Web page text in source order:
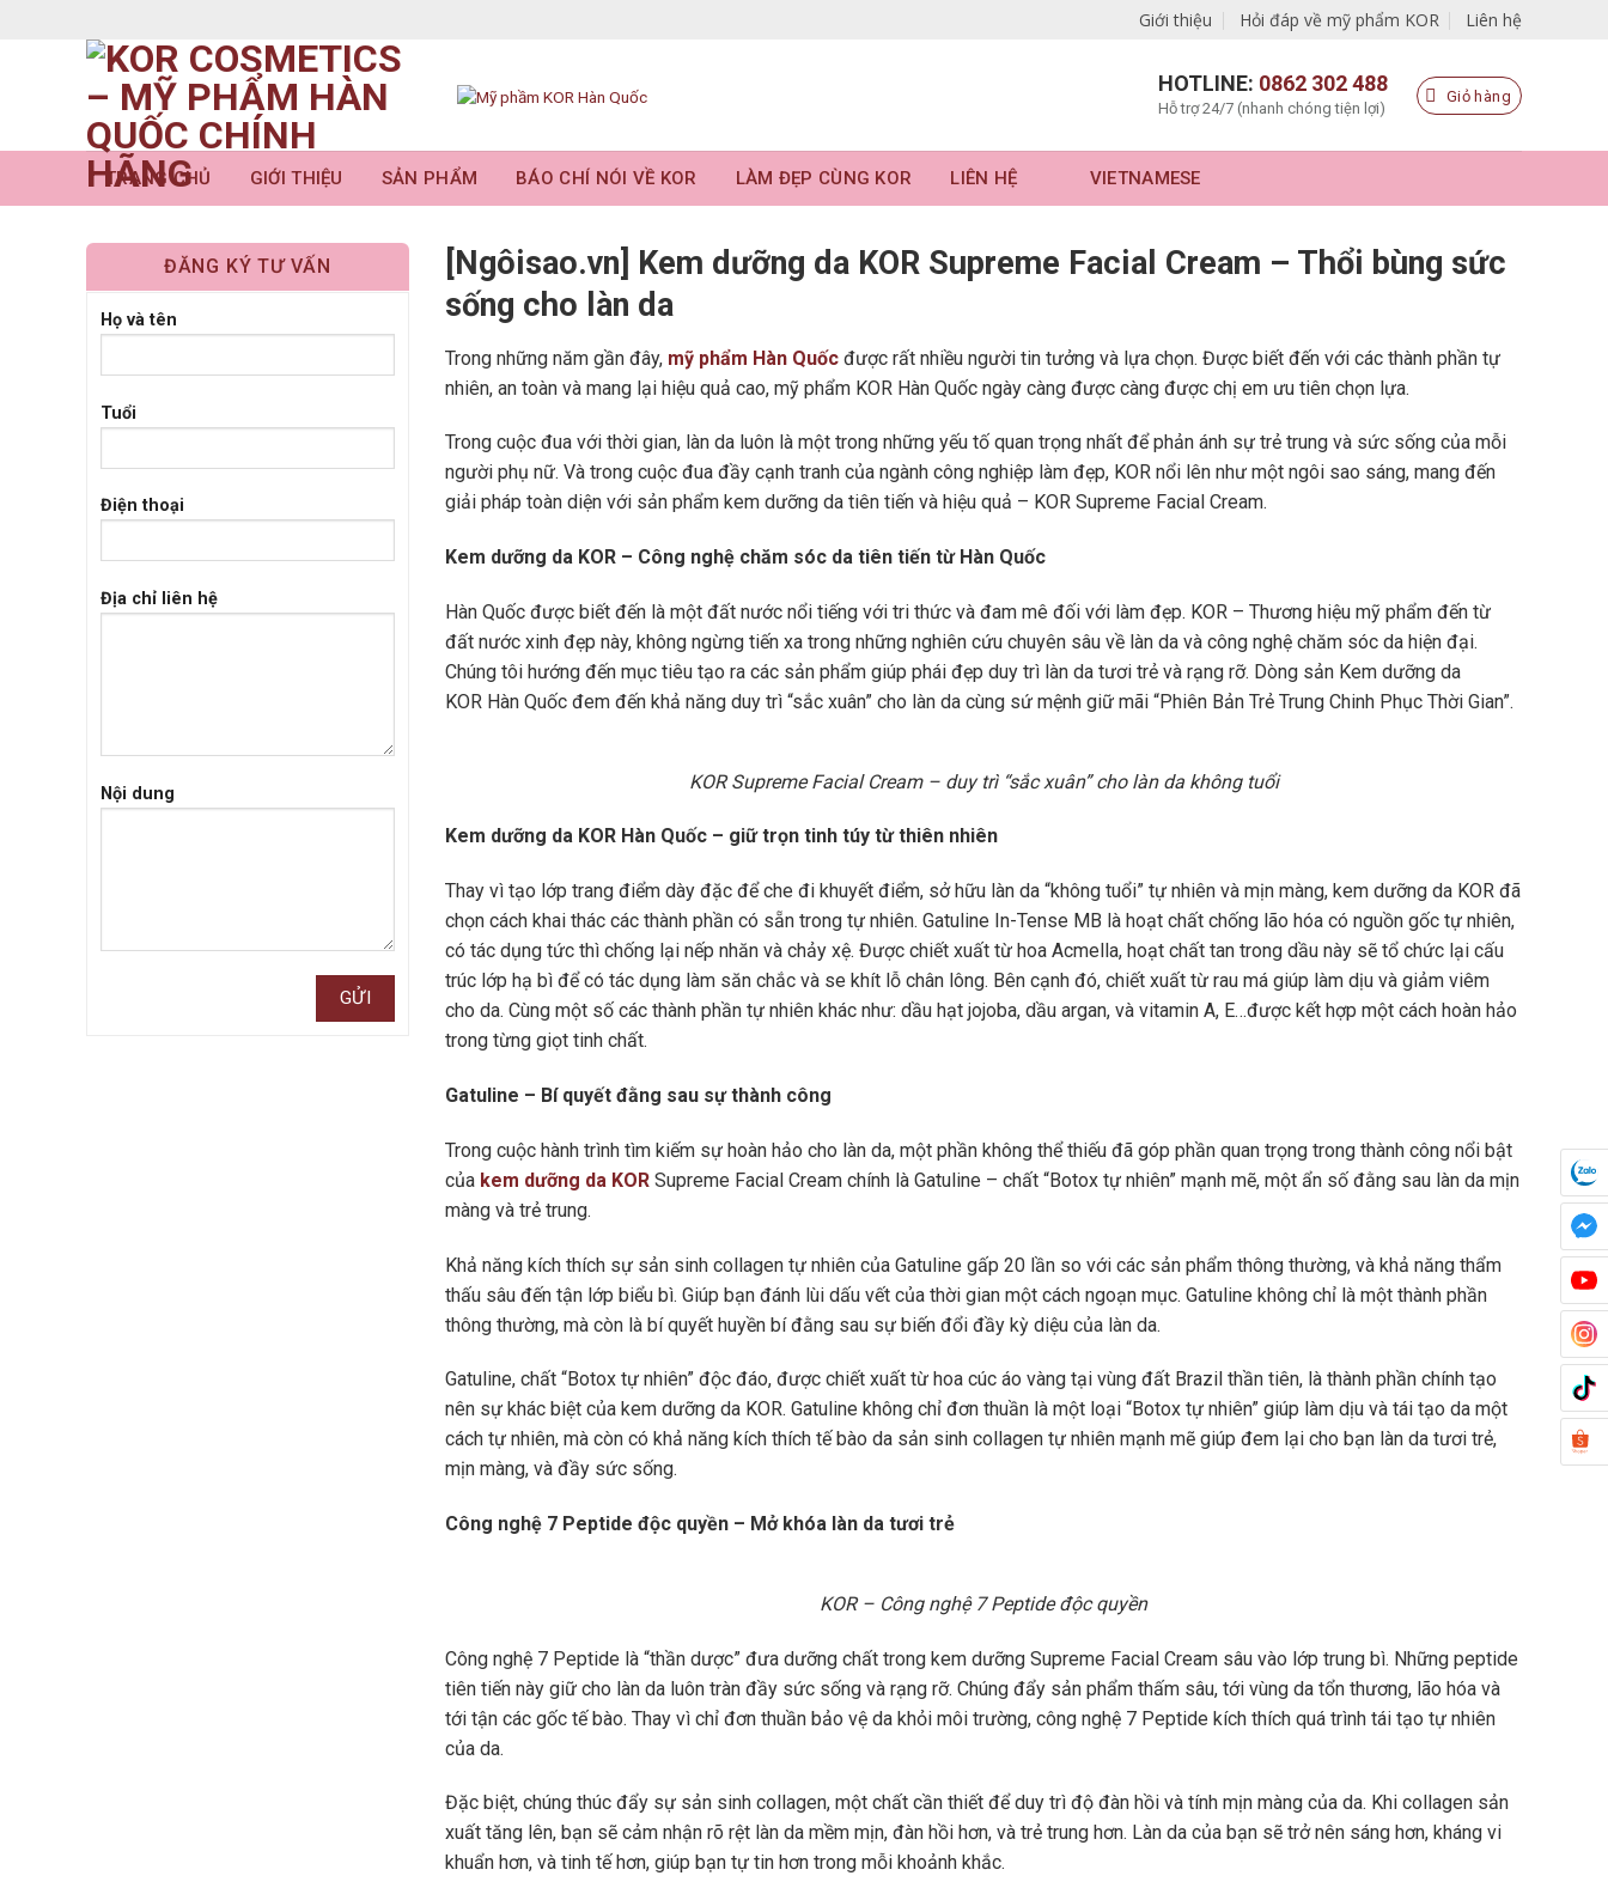
Giới thiệu Hỏi đáp về mỹ phẩm KOR Liên hệ
HOTLINE: 0862 302 488
Hỗ trợ 24/7 (nhanh chóng tiện lợi)
Giỏ hàng
TRANG CHỦ GIỚI THIỆU SẢN PHẨM BÁO CHÍ NÓI VỀ KOR LÀM ĐẸP CÙNG KOR LIÊN HỆ VIETNAMESE
[Ngôisao.vn] Kem dưỡng da KOR Supreme Facial Cream – Thổi bùng sức
sống cho làn da
Trong những năm gần đây, mỹ phẩm Hàn Quốc được rất nhiều người tin tưởng và lựa chọn. Được biết đến với các thành phần tự
nhiên, an toàn và mang lại hiệu quả cao, mỹ phẩm KOR Hàn Quốc ngày càng được càng được chị em ưu tiên chọn lựa.
Trong cuộc đua với thời gian, làn da luôn là một trong những yếu tố quan trọng nhất để phản ánh sự trẻ trung và sức sống của mỗi
người phụ nữ. Và trong cuộc đua đầy cạnh tranh của ngành công nghiệp làm đẹp, KOR nổi lên như một ngôi sao sáng, mang đến
giải pháp toàn diện với sản phẩm kem dưỡng da tiên tiến và hiệu quả – KOR Supreme Facial Cream.
Kem dưỡng da KOR – Công nghệ chăm sóc da tiên tiến từ Hàn Quốc
Hàn Quốc được biết đến là một đất nước nổi tiếng với tri thức và đam mê đối với làm đẹp. KOR – Thương hiệu mỹ phẩm đến từ
đất nước xinh đẹp này, không ngừng tiến xa trong những nghiên cứu chuyên sâu về làn da và công nghệ chăm sóc da hiện đại.
Chúng tôi hướng đến mục tiêu tạo ra các sản phẩm giúp phái đẹp duy trì làn da tươi trẻ và rạng rỡ. Dòng sản Kem dưỡng da
KOR Hàn Quốc đem đến khả năng duy trì “sắc xuân” cho làn da cùng sứ mệnh giữ mãi “Phiên Bản Trẻ Trung Chinh Phục Thời Gian”.
KOR Supreme Facial Cream – duy trì “sắc xuân” cho làn da không tuổi
Kem dưỡng da KOR Hàn Quốc – giữ trọn tinh túy từ thiên nhiên
Thay vì tạo lớp trang điểm dày đặc để che đi khuyết điểm, sở hữu làn da “không tuổi” tự nhiên và mịn màng, kem dưỡng da KOR đã
chọn cách khai thác các thành phần có sẵn trong tự nhiên. Gatuline In-Tense MB là hoạt chất chống lão hóa có nguồn gốc tự nhiên,
có tác dụng tức thì chống lại nếp nhăn và chảy xệ. Được chiết xuất từ hoa Acmella, hoạt chất tan trong dầu này sẽ tổ chức lại cấu
trúc lớp hạ bì để có tác dụng làm săn chắc và se khít lỗ chân lông. Bên cạnh đó, chiết xuất từ rau má giúp làm dịu và giảm viêm
cho da. Cùng một số các thành phần tự nhiên khác như: dầu hạt jojoba, dầu argan, và vitamin A, E…được kết hợp một cách hoàn hảo
trong từng giọt tinh chất.
Gatuline – Bí quyết đằng sau sự thành công
Trong cuộc hành trình tìm kiếm sự hoàn hảo cho làn da, một phần không thể thiếu đã góp phần quan trọng trong thành công nổi bật
của kem dưỡng da KOR Supreme Facial Cream chính là Gatuline – chất “Botox tự nhiên” mạnh mẽ, một ẩn số đằng sau làn da mịn
màng và trẻ trung.
Khả năng kích thích sự sản sinh collagen tự nhiên của Gatuline gấp 20 lần so với các sản phẩm thông thường, và khả năng thẩm
thấu sâu đến tận lớp biểu bì. Giúp bạn đánh lùi dấu vết của thời gian một cách ngoạn mục. Gatuline không chỉ là một thành phần
thông thường, mà còn là bí quyết huyền bí đằng sau sự biến đổi đầy kỳ diệu của làn da.
Gatuline, chất “Botox tự nhiên” độc đáo, được chiết xuất từ hoa cúc áo vàng tại vùng đất Brazil thần tiên, là thành phần chính tạo
nên sự khác biệt của kem dưỡng da KOR. Gatuline không chỉ đơn thuần là một loại “Botox tự nhiên” giúp làm dịu và tái tạo da một
cách tự nhiên, mà còn có khả năng kích thích tế bào da sản sinh collagen tự nhiên mạnh mẽ giúp đem lại cho bạn làn da tươi trẻ,
mịn màng, và đầy sức sống.
Công nghệ 7 Peptide độc quyền – Mở khóa làn da tươi trẻ
KOR – Công nghệ 7 Peptide độc quyền
Công nghệ 7 Peptide là “thần dược” đưa dưỡng chất trong kem dưỡng Supreme Facial Cream sâu vào lớp trung bì. Những peptide
tiên tiến này giữ cho làn da luôn tràn đầy sức sống và rạng rỡ. Chúng đẩy sản phẩm thấm sâu, tới vùng da tổn thương, lão hóa và
tới tận các gốc tế bào. Thay vì chỉ đơn thuần bảo vệ da khỏi môi trường, công nghệ 7 Peptide kích thích quá trình tái tạo tự nhiên
của da.
Đặc biệt, chúng thúc đẩy sự sản sinh collagen, một chất cần thiết để duy trì độ đàn hồi và tính mịn màng của da. Khi collagen sản
xuất tăng lên, bạn sẽ cảm nhận rõ rệt làn da mềm mịn, đàn hồi hơn, và trẻ trung hơn. Làn da của bạn sẽ trở nên sáng hơn, kháng vi
khuẩn hơn, và tinh tế hơn, giúp bạn tự tin hơn trong mỗi khoảnh khắc.
ĐĂNG KÝ TƯ VẤN
Họ và tên
Tuổi
Điện thoại
Địa chỉ liên hệ
Nội dung